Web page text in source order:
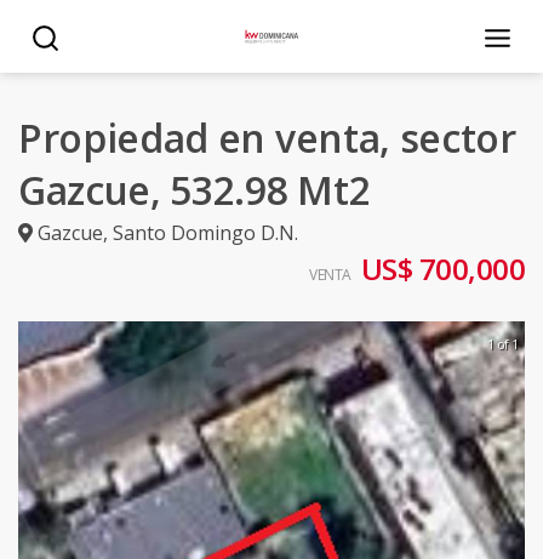
Propiedad en venta, sector
Gazcue, 532.98 Mt2
Gazcue, Santo Domingo D.N.
VENTA US$ 700,000
1 of 1